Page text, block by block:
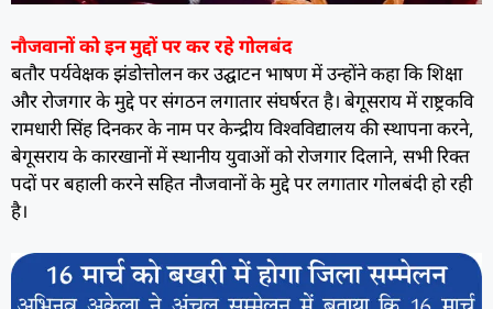
नाैजवानों को इन मुद्दों पर कर रहे गोलबंद
बतौर पर्यवेक्षक झंडोत्तोलन कर उद्घाटन भाषण में उन्होंने कहा कि शिक्षा
और रोजगार के मुद्दे पर संगठन लगातार संघर्षरत है। बेगूसराय में राष्ट्रकवि
रामधारी सिंह दिनकर के नाम पर केन्द्रीय विश्वविद्यालय की स्थापना करने,
बेगूसराय के कारखानों में स्थानीय युवाओं को रोजगार दिलाने, सभी रिक्त
पदों पर बहाली करने सहित नौजवानों के मुद्दे पर लगातार गोलबंदी हो रही
है।